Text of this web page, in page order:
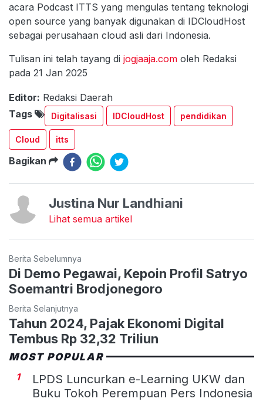
acara Podcast ITTS yang mengulas tentang teknologi
open source yang banyak digunakan di IDCloudHost
sebagai perusahaan cloud asli dari Indonesia.
Tulisan ini telah tayang di jogjaaja.com oleh Redaksi
pada 21 Jan 2025
Editor: Redaksi Daerah
Tags
Digitalisasi IDCloudHost pendidikan
Cloud itts
Bagikan
Justina Nur Landhiani
Lihat semua artikel
Berita Sebelumnya
Di Demo Pegawai, Kepoin Profil Satryo
Soemantri Brodjonegoro
Berita Selanjutnya
Tahun 2024, Pajak Ekonomi Digital
Tembus Rp 32,32 Triliun
MOST POPULAR
1
LPDS Luncurkan e-Learning UKW dan
Buku Tokoh Perempuan Pers Indonesia